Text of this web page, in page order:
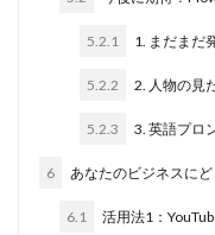
5.2.1 1. まだまだ
5.2.2 2. 人物の見
5.2.3 3. 英語プロ
6 あなたのビジネスに
6.1
活用法1：